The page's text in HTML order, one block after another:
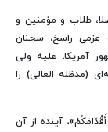
طلاب و مؤمنین و
عزمی راسخ، سخنان
آمریکا، علیه ولی
(مدظله العالی) را
آینده از آن